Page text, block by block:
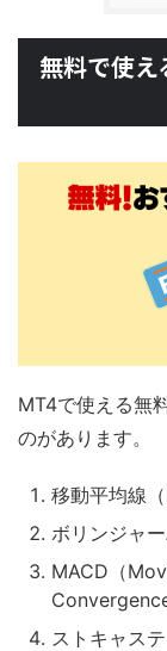
無料で使
MT4で使える無
のがあります。
移動平均線
ボリンジャ
MACD（
ストキャス